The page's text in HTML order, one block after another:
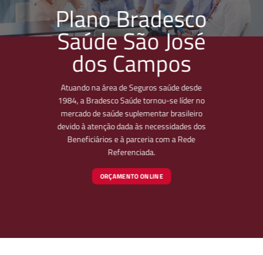
Plano Bradesco
Saúde São José
dos Campos
Atuando na área de Seguros saúde desde
1984, a Bradesco Saúde tornou-se líder no
mercado de saúde suplementar brasileiro
devido à atenção dada às necessidades dos
Beneficiários e à parceria com a Rede
Referenciada.
ORÇAMENTO ONLINE